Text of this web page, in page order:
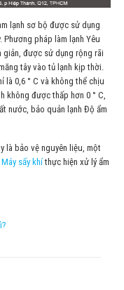
lạnh sơ bộ được sử dụng
pháp làm lạnh Yêu
giản, được sử dụng rộng rãi
tây vào tủ lạnh kịp thời.
là 0,6 ° C và không thể chịu
không được thấp hơn 0 ° C,
nước, bảo quản lạnh Độ ẩm
là bảo vệ nguyên liệu, một
Máy sấy khíthực hiện xử lý ẩm